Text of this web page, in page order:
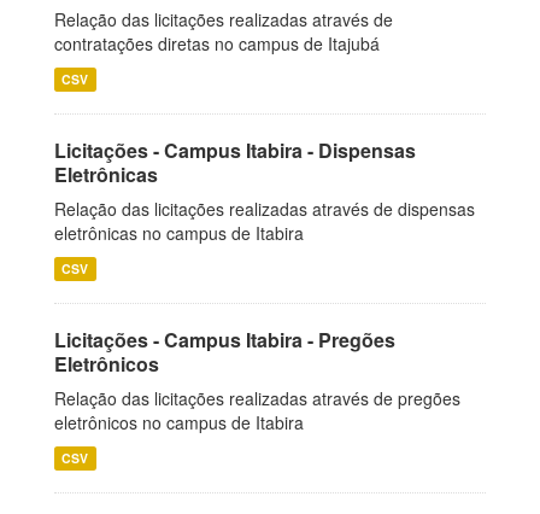
Relação das licitações realizadas através de
contratações diretas no campus de Itajubá
CSV
Licitações - Campus Itabira - Dispensas
Eletrônicas
Relação das licitações realizadas através de dispensas
eletrônicas no campus de Itabira
CSV
Licitações - Campus Itabira - Pregões
Eletrônicos
Relação das licitações realizadas através de pregões
eletrônicos no campus de Itabira
CSV